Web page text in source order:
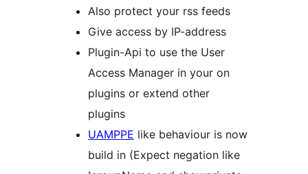
Also protect your rss feeds
Give access by IP-address
Plugin-Api to use the User
Access Manager in your on
plugins or extend other
plugins
UAMPPE like behaviour is now
build in (Expect negation like